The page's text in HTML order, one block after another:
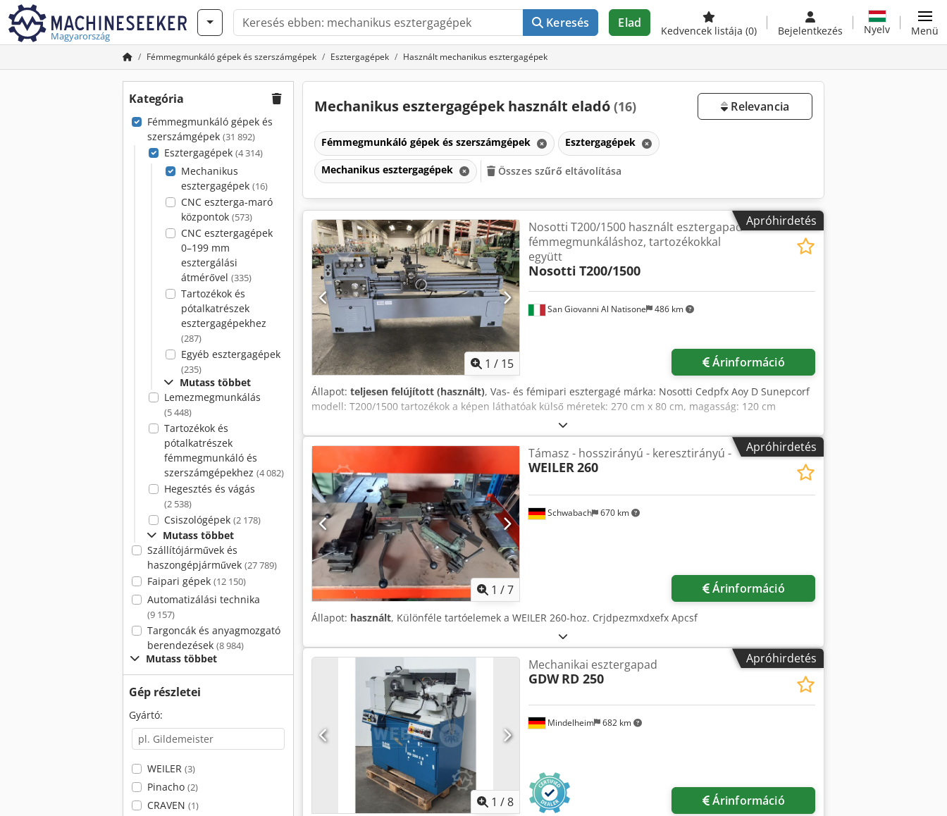
Magyarország
Keresés Elad
Kedvencek listája (0) Bejelentkezés Nyelv Menü
Fémmegmunkáló gépek és szerszámgépek Esztergagépek Használt mechanikus esztergagépek
Kategória
Fémmegmunkáló gépek és
szerszámgépek (31 892)
Esztergagépek (4 314)
Mechanikus
esztergagépek (16)
CNC eszterga-maró
központok (573)
CNC esztergagépek
0–199 mm
esztergálási
átmérővel (335)
Tartozékok és
pótalkatrészek
esztergagépekhez
(287)
Egyéb esztergagépek
(235)
Mutass többet
Lemezmegmunkálás
(5 448)
Tartozékok és
pótalkatrészek
fémmegmunkáló és
szerszámgépekhez (4 082)
Hegesztés és vágás
(2 538)
Csiszológépek (2 178)
Mutass többet
Szállítójárművek és
haszongépjárművek (27 789)
Faipari gépek (12 150)
Automatizálási technika
(9 157)
Targoncák és anyagmozgató
berendezések (8 984)
Mutass többet
Gép részletei
Gyártó:
WEILER (3)
Pinacho (2)
CRAVEN (1)
Mechanikus esztergagépek használt eladó (16) Relevancia
Fémmegmunkáló gépek és szerszámgépek Esztergagépek
Mechanikus esztergagépek Összes szűrő eltávolítása
Apróhirdetés
1 / 15
San Giovanni Al Natisone 486 km
Nosotti T200/1500 használt esztergapad
fémmegmunkáláshoz, tartozékokkal
együtt
Nosotti T200/1500
Árinformáció
Állapot: teljesen felújított (használt), Vas- és fémipari esztergagé márka: Nosotti Cedpfx Aoy D Sunepcorf
modell: T200/1500 tartozékok a képen láthatóak külső méretek: 270 cm x 80 cm, magasság: 120 cm
Apróhirdetés
1 /7
Schwabach 670 km
Támasz - hosszirányú - keresztirányú -
WEILER260
Árinformáció
Állapot: használt, Különféle tartóelemek a WEILER 260-hoz. Crjdpezmxdxefx Apcsf
Apróhirdetés
1 /8
Mindelheim 682 km
Mechanikai esztergapad
GDW RD 250
Árinformáció